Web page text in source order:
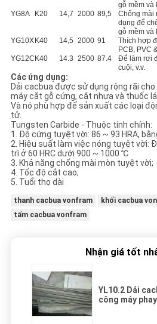
gỗ mềm và
YG8A
K20 14,7 2000 89,5
Chống mài
dụng để
gỗ mềm và
YG10X K40 14,5 2000 91
Thích hợp
PCB, PVC
YG12C K40 14.3 2500 87.4
Để làm rơi
cuội, v.v.
Các ứng dụng:
Dải cacbua được sử dụng rộng rãi
máy cắt gỗ cứng, cắt nhựa và thuốc
Và nó phù hợp để sản xuất các loại
tử.
Tungsten Carbide - Thuộc tính chính:
1. Độ cứng tuyệt vời: 86 ~ 93 HRA,
2. Hiệu suất làm việc nóng tuyệt vời:
trì ở 60 HRC dưới 900 ~ 1000 ℃
3. Khả năng chống mài mòn tuyệt vời;
4. Tốc độ cắt cao;
5. Tuổi thọ dài
thanh cacbua vonfram
khối cacbua
tấm cacbua vonfram
Nhận giá tốt
YL10.2 Dải
công máy phay